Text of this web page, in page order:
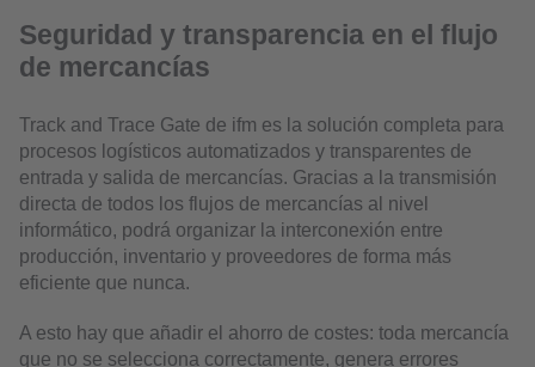
Seguridad y transparencia en el flujo
de mercancías
Track and Trace Gate de ifm es la solución completa para
procesos logísticos automatizados y transparentes de
entrada y salida de mercancías. Gracias a la transmisión
directa de todos los flujos de mercancías al nivel
informático, podrá organizar la interconexión entre
producción, inventario y proveedores de forma más
eficiente que nunca.
A esto hay que añadir el ahorro de costes: toda mercancía
que no se selecciona correctamente, genera errores